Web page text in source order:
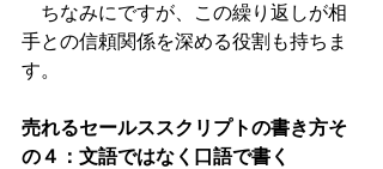
ちなみにですが、この繰り返しが相
手との信頼関係を深める役割も持ちま
す。
売れるセールススクリプトの書き方そ
の４：文語ではなく口語で書く